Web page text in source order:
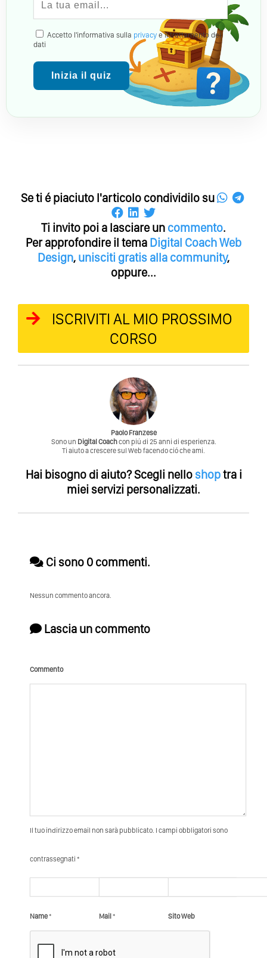
Accetto l'informativa sulla privacy e il trattamento dei
dati
Inizia il quiz
Se ti é piaciuto l'articolo condividilo su
Ti invito poi a lasciare un commento.
Per approfondire il tema Digital CoachWeb
Design, unisciti gratis alla community,
oppure...
ISCRIVITI AL MIO PROSSIMO
CORSO
Paolo Franzese
Sono un Digital Coachcon piú di 25 anni di esperienza.
Ti aiuto a crescere sul Web facendo ció che ami.
Hai bisogno di aiuto?Scegli nello shoptra i
miei servizi personalizzati.
Ci sono 0 commenti.
Nessun commento ancora.
Lascia un commento
Commento
Il tuo indirizzo email non sarà pubblicato. I campi obbligatori sono
contrassegnati *
Name* Mail* Sito Web